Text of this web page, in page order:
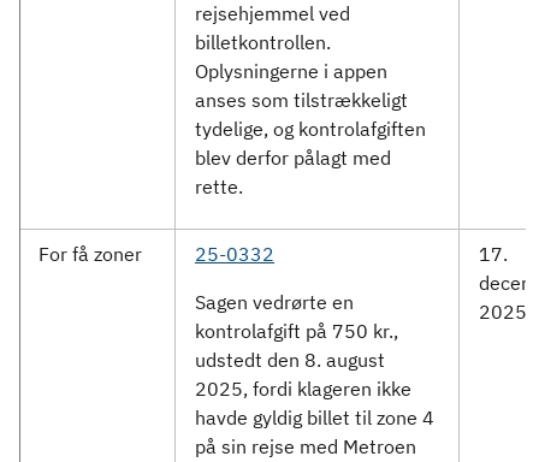
rejsehjemmel ved
billetkontrollen.
Oplysningerne i appen
anses som tilstrækkeligt
tydelige, og kontrolafgiften
blev derfor pålagt med
rette.
For få zoner
25-0332
Sagen vedrørte en
kontrolafgift på 750 kr.,
udstedt den 8. august
2025, fordi klageren ikke
havde gyldig billet til zone 4
på sin rejse med Metroen
17.
2025